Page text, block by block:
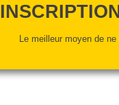
Le meilleur moyen de